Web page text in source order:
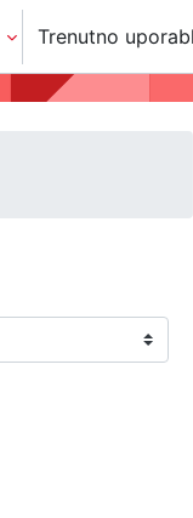
Trenutno